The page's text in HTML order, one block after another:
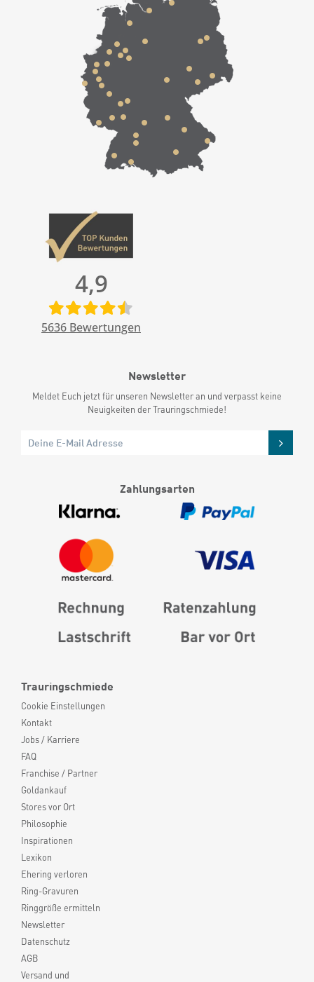
Trauringschmiede
Cookie Einstellungen
Kontakt
Jobs / Karriere
FAQ
Franchise / Partner
Goldankauf
Stores vor Ort
Philosophie
Inspirationen
Lexikon
Ehering verloren
Ring-Gravuren
Ringgröße ermitteln
Newsletter
Datenschutz
AGB
Versand und
4,9
5636 Bewertungen
Newsletter
Meldet Euch jetzt für unseren Newsletter an und verpasst keine
Neuigkeiten der Trauringschmiede!
Zahlungsarten